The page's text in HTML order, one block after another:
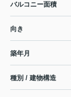
バルコニー面積
向き
築年月
種別 / 建物構造